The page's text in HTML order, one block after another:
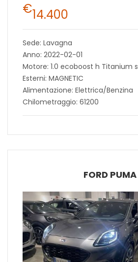
€14.400
Sede: Lavagna
Anno: 2022-02-01
Motore: 1.0 ecoboost h Titanium s
Esterni: MAGNETIC
Alimentazione: Elettrica/Benzina
Chilometraggio: 61200
FORD PUMA